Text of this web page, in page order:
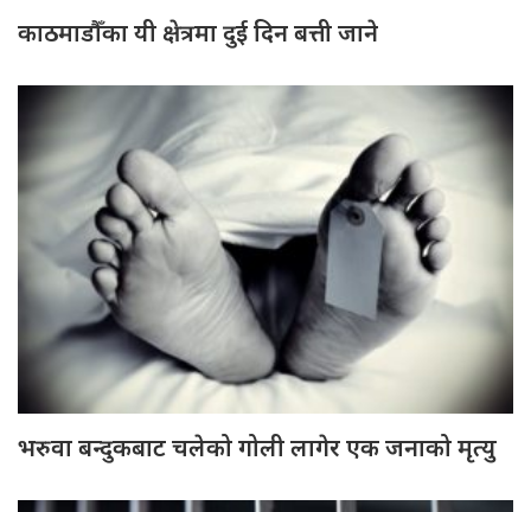
काठमाडौँका यी क्षेत्रमा दुई दिन बत्ती जाने
भरुवा बन्दुकबाट चलेको गोली लागेर एक जनाको मृत्यु